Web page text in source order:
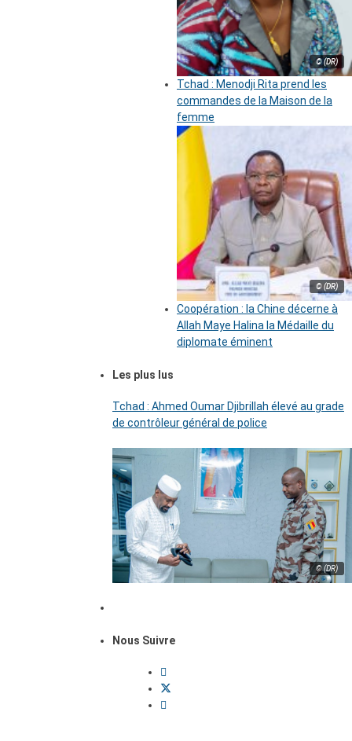
© (DR)
Tchad : Menodji Rita prend les
commandes de la Maison de la
femme
© (DR)
Coopération : la Chine décerne à
Allah Maye Halina la Médaille du
diplomate éminent
Les plus lus
Tchad : Ahmed Oumar Djibrillah élevé au grade
de contrôleur général de police
© (DR)
Nous Suivre